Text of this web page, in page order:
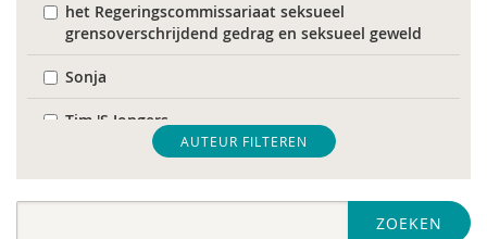
het Regeringscommissariaat seksueel
grensoverschrijdend gedrag en seksueel geweld
Sonja
Tim 'S Jongers
Catelijne Akkermans
Mariët an Rossum
AUTEUR FILTEREN
ZOEKEN